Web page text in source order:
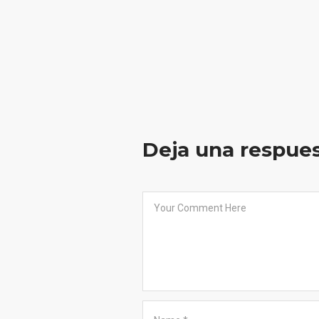
Deja una